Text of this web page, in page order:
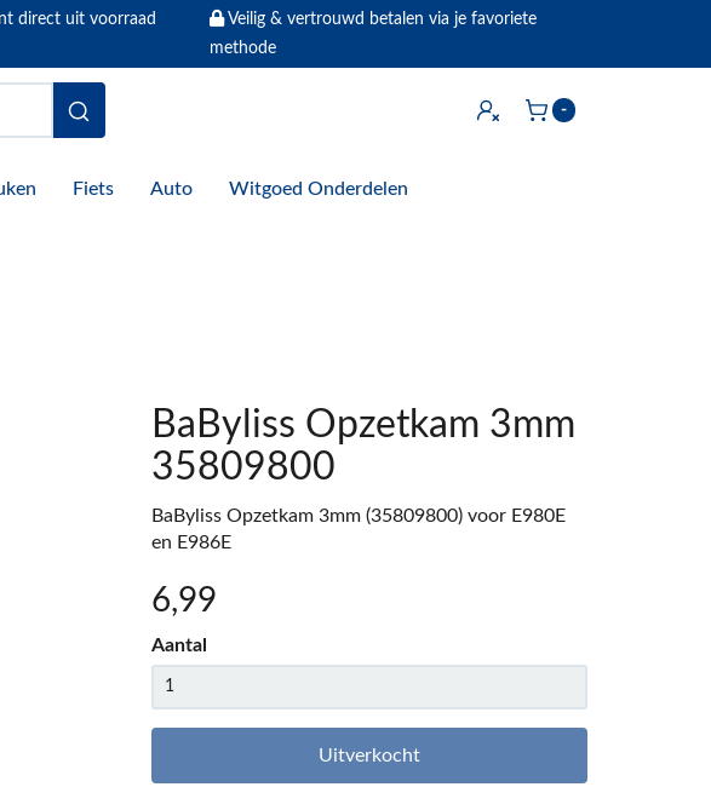
direct uit voorraad
Veilig & vertrouwd betalen via je favoriete
methode
Inloggen -
Fiets Auto Witgoed Onderdelen
BaByliss Opzetkam 3mm
35809800
BaByliss Opzetkam 3mm (35809800) voor E980E
en E986E
6,99
Aantal
Uitverkocht